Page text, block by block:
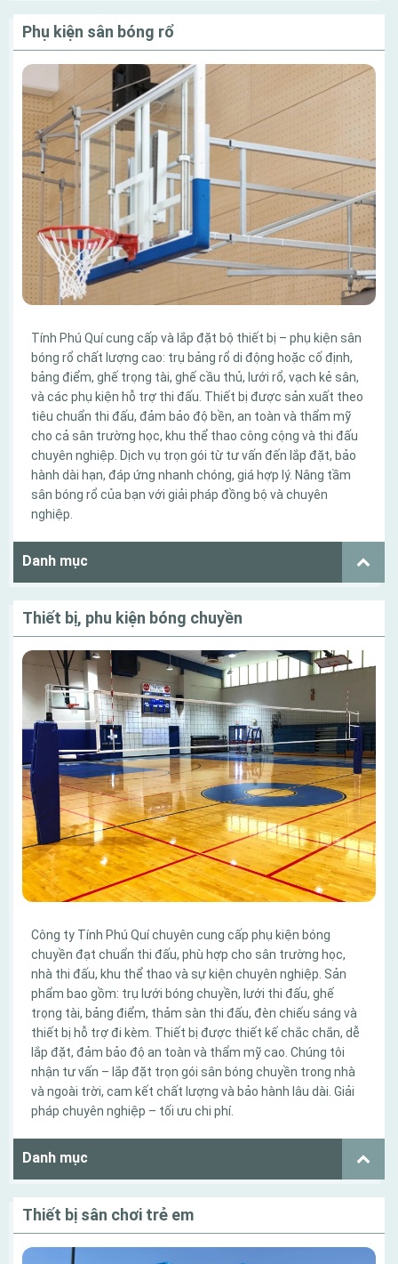
Phụ kiện sân bóng rổ
Tính Phú Quí cung cấp và lắp đặt bộ thiết bị – phụ kiện sân
bóng rổ chất lượng cao: trụ bảng rổ di động hoặc cố định,
bảng điểm, ghế trọng tài, ghế cầu thủ, lưới rổ, vạch kẻ sân,
và các phụ kiện hỗ trợ thi đấu. Thiết bị được sản xuất theo
tiêu chuẩn thi đấu, đảm bảo độ bền, an toàn và thẩm mỹ
cho cả sân trường học, khu thể thao công cộng và thi đấu
chuyên nghiệp. Dịch vụ trọn gói từ tư vấn đến lắp đặt, bảo
hành dài hạn, đáp ứng nhanh chóng, giá hợp lý. Nâng tầm
sân bóng rổ của bạn với giải pháp đồng bộ và chuyên
nghiệp.
Danh mục
Thiết bị, phu kiện bóng chuyền
Công ty Tính Phú Quí chuyên cung cấp phụ kiện bóng
chuyền đạt chuẩn thi đấu, phù hợp cho sân trường học,
nhà thi đấu, khu thể thao và sự kiện chuyên nghiệp. Sản
phẩm bao gồm: trụ lưới bóng chuyền, lưới thi đấu, ghế
trọng tài, bảng điểm, thảm sàn thi đấu, đèn chiếu sáng và
thiết bị hỗ trợ đi kèm. Thiết bị được thiết kế chắc chắn, dễ
lắp đặt, đảm bảo độ an toàn và thẩm mỹ cao. Chúng tôi
nhận tư vấn – lắp đặt trọn gói sân bóng chuyền trong nhà
và ngoài trời, cam kết chất lượng và bảo hành lâu dài. Giải
pháp chuyên nghiệp – tối ưu chi phí.
Danh mục
Thiết bị sân chơi trẻ em